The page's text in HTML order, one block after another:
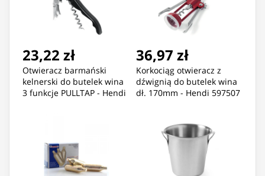
23,22 zł
Otwieracz barmański
kelnerski do butelek wina
3 funkcje PULLTAP - Hendi
36,97 zł
Korkociąg otwieracz z
dźwignią do butelek wina
dł. 170mm - Hendi 597507